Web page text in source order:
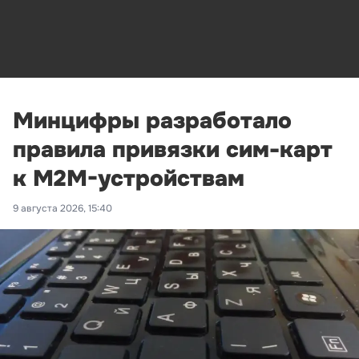
Минцифры разработало
правила привязки сим-карт
к M2M-устройствам
9 августа 2026, 15:40